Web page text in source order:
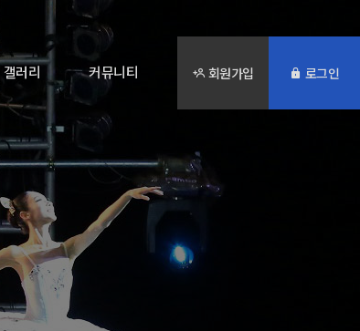
갤러리 커뮤니티 회원가입 로그인